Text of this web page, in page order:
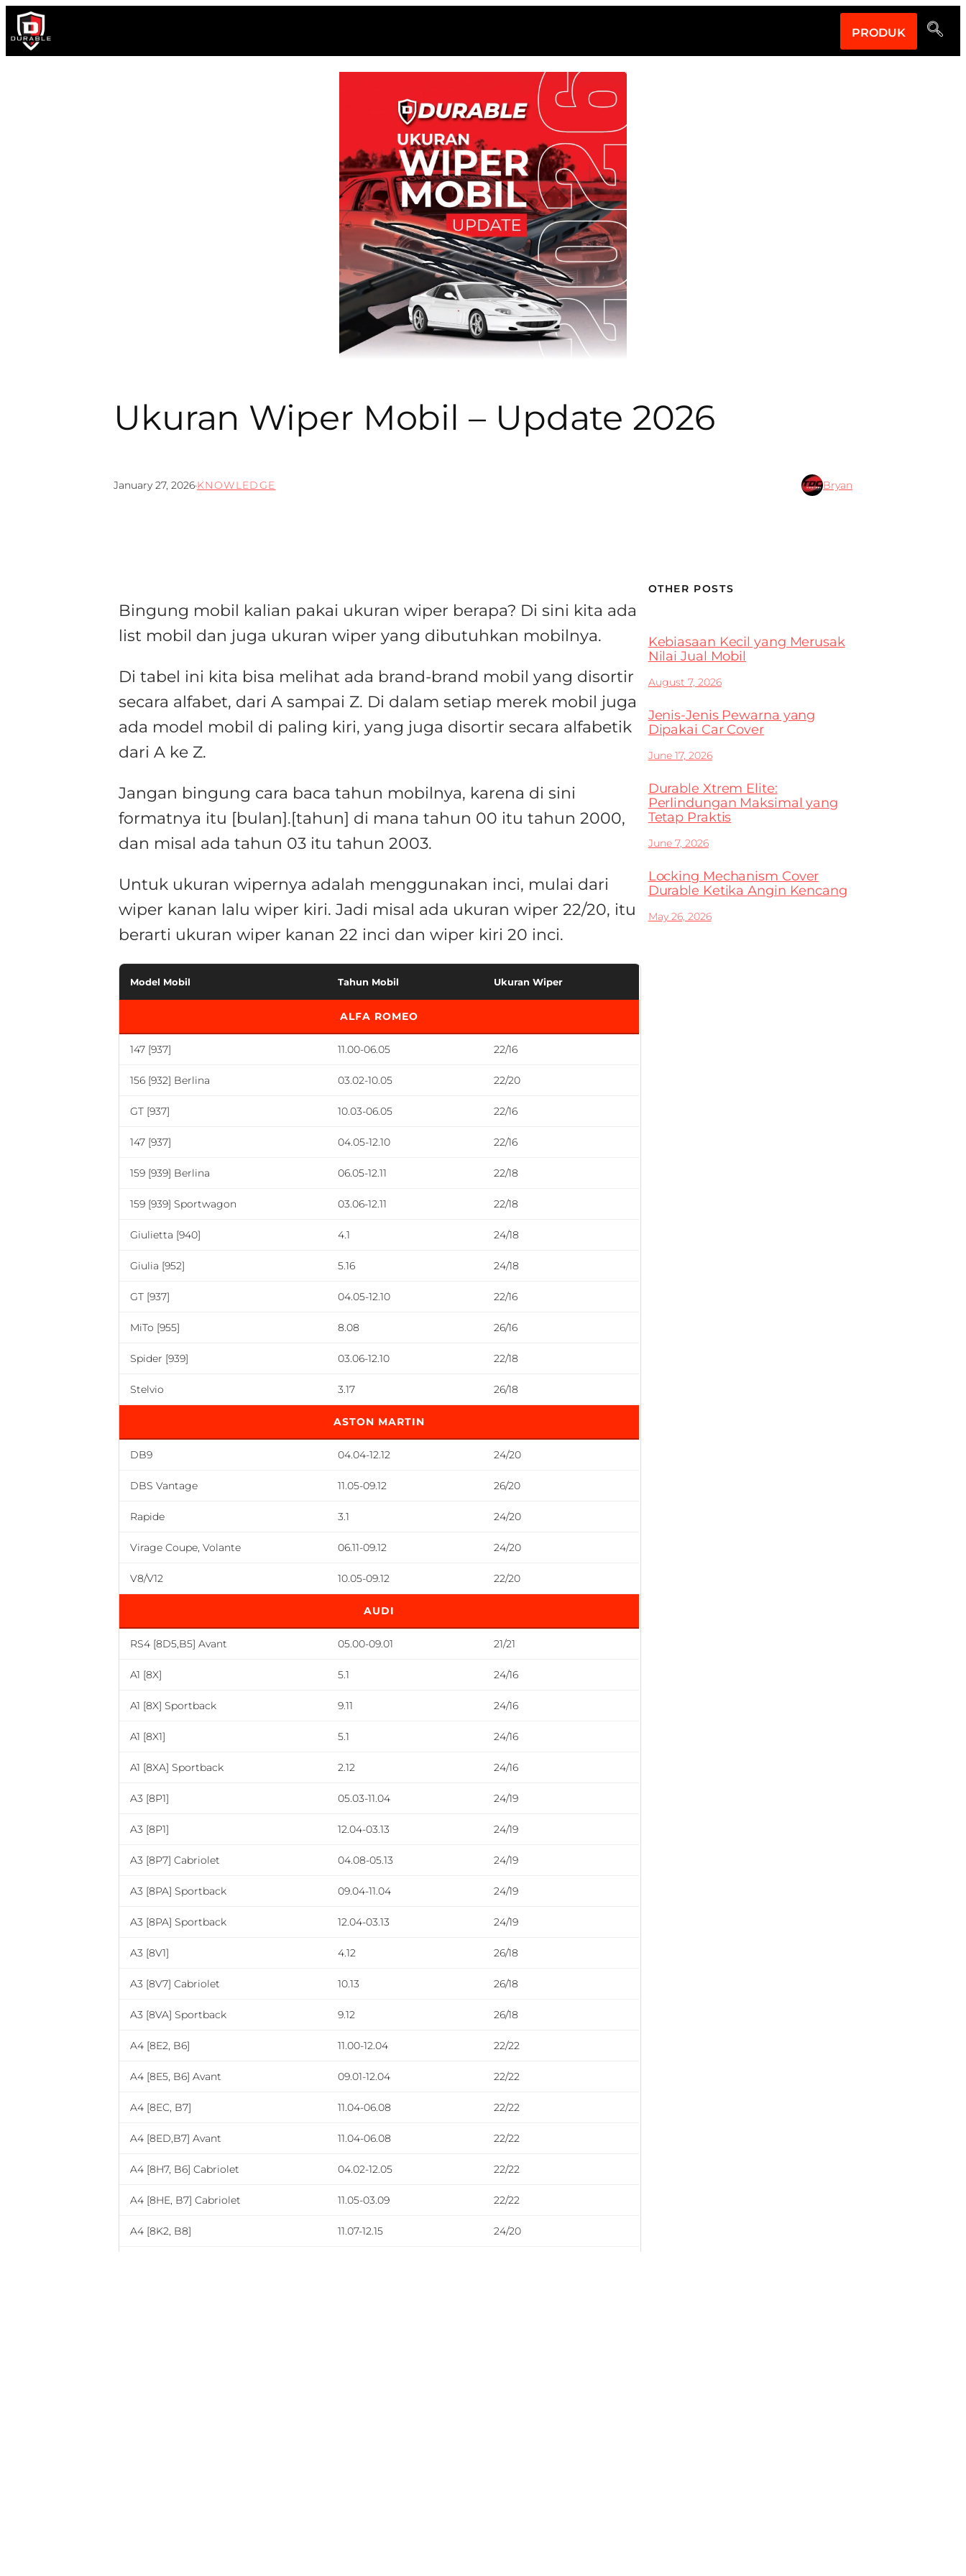
PRODUK
Ukuran Wiper Mobil – Update 2026
January 27, 2026·KNOWLEDGE Bryan
Bingung mobil kalian pakai ukuran wiper berapa? Di sini kita ada
list mobil dan juga ukuran wiper yang dibutuhkan mobilnya.
Di tabel ini kita bisa melihat ada brand-brand mobil yang disortir
secara alfabet, dari A sampai Z. Di dalam setiap merek mobil juga
ada model mobil di paling kiri, yang juga disortir secara alfabetik
dari A ke Z.
Jangan bingung cara baca tahun mobilnya, karena di sini
formatnya itu [bulan].[tahun] di mana tahun 00 itu tahun 2000,
dan misal ada tahun 03 itu tahun 2003.
Untuk ukuran wipernya adalah menggunakan inci, mulai dari
wiper kanan lalu wiper kiri. Jadi misal ada ukuran wiper 22/20, itu
berarti ukuran wiper kanan 22 inci dan wiper kiri 20 inci.
Model Mobil Tahun Mobil Ukuran Wiper
ALFA ROMEO
147 [937] 11.00-06.05 22/16
156 [932] Berlina 03.02-10.05 22/20
GT [937] 10.03-06.05 22/16
147 [937] 04.05-12.10 22/16
159 [939] Berlina 06.05-12.11 22/18
159 [939] Sportwagon 03.06-12.11 22/18
Giulietta [940] 4.1 24/18
Giulia [952] 5.16 24/18
GT [937] 04.05-12.10 22/16
MiTo [955] 8.08 26/16
Spider [939] 03.06-12.10 22/18
Stelvio 3.17 26/18
ASTON MARTIN
DB9 04.04-12.12 24/20
DBS Vantage 11.05-09.12 26/20
Rapide 3.1 24/20
Virage Coupe, Volante 06.11-09.12 24/20
V8/V12 10.05-09.12 22/20
AUDI
RS4 [8D5,B5] Avant 05.00-09.01 21/21
A1 [8X] 5.1 24/16
A1 [8X] Sportback 9.11 24/16
A1 [8X1] 5.1 24/16
A1 [8XA] Sportback 2.12 24/16
A3 [8P1] 05.03-11.04 24/19
A3 [8P1] 12.04-03.13 24/19
A3 [8P7] Cabriolet 04.08-05.13 24/19
A3 [8PA] Sportback 09.04-11.04 24/19
A3 [8PA] Sportback 12.04-03.13 24/19
A3 [8V1] 4.12 26/18
A3 [8V7] Cabriolet 10.13 26/18
A3 [8VA] Sportback 9.12 26/18
A4 [8E2, B6] 11.00-12.04 22/22
A4 [8E5, B6] Avant 09.01-12.04 22/22
A4 [8EC, B7] 11.04-06.08 22/22
A4 [8ED,B7] Avant 11.04-06.08 22/22
A4 [8H7, B6] Cabriolet 04.02-12.05 22/22
A4 [8HE, B7] Cabriolet 11.05-03.09 22/22
A4 [8K2, B8] 11.07-12.15 24/20
OTHER POSTS
Kebiasaan Kecil yang Merusak
Nilai Jual Mobil
August 7, 2026
Jenis-Jenis Pewarna yang
Dipakai Car Cover
June 17, 2026
Durable Xtrem Elite:
Perlindungan Maksimal yang
Tetap Praktis
June 7, 2026
Locking Mechanism Cover
Durable Ketika Angin Kencang
May 26, 2026